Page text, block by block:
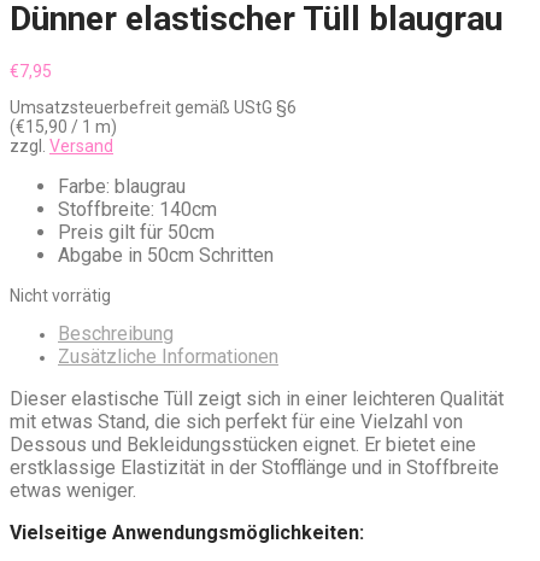
Dünner elastischer Tüll blaugrau
€7,95
Umsatzsteuerbefreit gemäß UStG §6
(€15,90 / 1 m)
zzgl. Versand
Farbe: blaugrau
Stoffbreite: 140cm
Preis gilt für 50cm
Abgabe in 50cm Schritten
Nicht vorrätig
Beschreibung
Zusätzliche Informationen
Dieser elastische Tüll zeigt sich in einer leichteren Qualität
mit etwas Stand, die sich perfekt für eine Vielzahl von
Dessous und Bekleidungsstücken eignet. Er bietet eine
erstklassige Elastizität in der Stofflänge und in Stoffbreite
etwas weniger.
Vielseitige Anwendungsmöglichkeiten: